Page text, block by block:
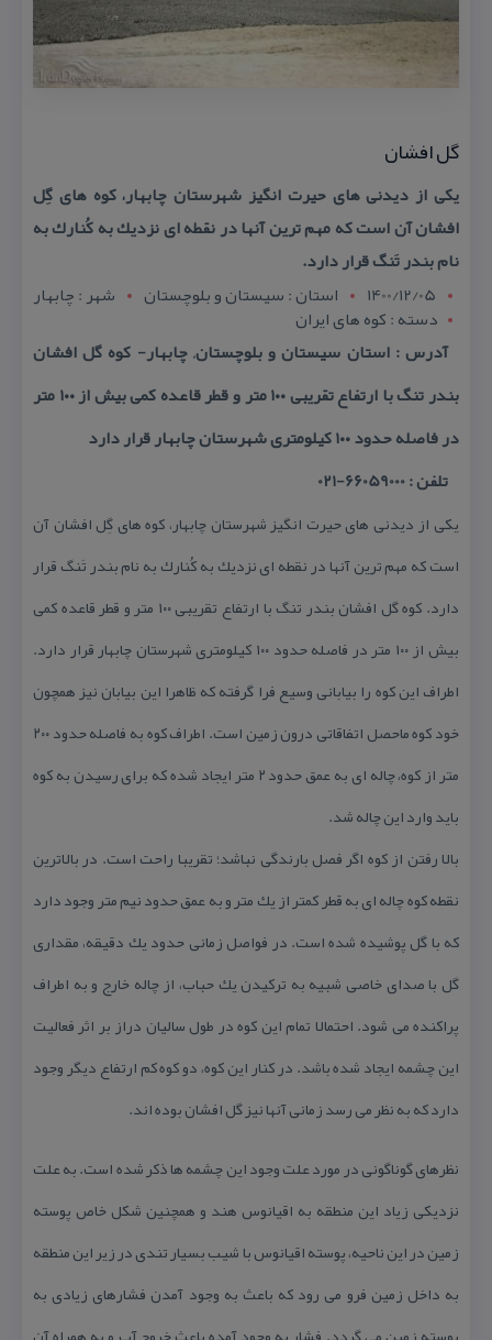
گل افشان
یكی از دیدنی های حیرت انگیز شهرستان چابهار، كوه های گِل
افشان آن است كه مهم ترین آنها در نقطه ای نزدیك به كُنارك به
نام بندر تَنگ قرار دارد.
1400/12/05
استان : سيستان و بلوچستان شهر : چابهار
دسته : كوه های ایران
آدرس : استان سیستان و بلوچستان, چابهار- كوه گل افشان
بندر تنگ با ارتفاع تقریبی ۱۰۰ متر و قطر قاعده كمی بیش از ۱۰۰ متر
در فاصله حدود ۱۰۰ كیلومتری شهرستان چابهار قرار دارد
تلفن : 66059000-021
یكی از دیدنی های حیرت انگیز شهرستان چابهار، كوه های گِل افشان آن
است كه مهم ترین آنها در نقطه ای نزدیك به كُنارك به نام بندر تَنگ قرار
دارد. كوه گل افشان بندر تنگ با ارتفاع تقریبی ۱۰۰ متر و قطر قاعده كمی
بیش از ۱۰۰ متر در فاصله حدود ۱۰۰ كیلومتری شهرستان چابهار قرار دارد.
اطراف این كوه را بیابانی وسیع فرا گرفته كه ظاهرا این بیابان نیز همچون
خود كوه ماحصل اتفاقاتی درون زمین است. اطراف كوه به فاصله حدود ۲۰۰
متر از كوه، چاله ای به عمق حدود ۲ متر ایجاد شده كه برای رسیدن به كوه
باید وارد این چاله شد.
بالا رفتن از كوه اگر فصل بارندگی نباشد؛ تقریبا راحت است. در بالاترین
نقطه كوه چاله ای به قطر كمتر از یك متر و به عمق حدود نیم متر وجود دارد
كه با گل پوشیده شده است. در فواصل زمانی حدود یك دقیقه، مقداری
گل با صدای خاصی شبیه به تركیدن یك حباب، از چاله خارج و به اطراف
پراكنده می شود. احتمالا تمام این كوه در طول سالیان دراز بر اثر فعالیت
این چشمه ایجاد شده باشد. در كنار این كوه، دو كوه كم ارتفاع دیگر وجود
دارد كه به نظر می رسد زمانی آنها نیز گل افشان بوده اند.
نظرهای گوناگونی در مورد علت وجود این چشمه ها ذكر شده است. به علت
نزدیكی زیاد این منطقه به اقیانوس هند و همچنین شكل خاص پوسته
زمین در این ناحیه، پوسته اقیانوس با شیب بسیار تندی در زیر این منطقه
به داخل زمین فرو می رود كه باعث به وجود آمدن فشارهای زیادی به